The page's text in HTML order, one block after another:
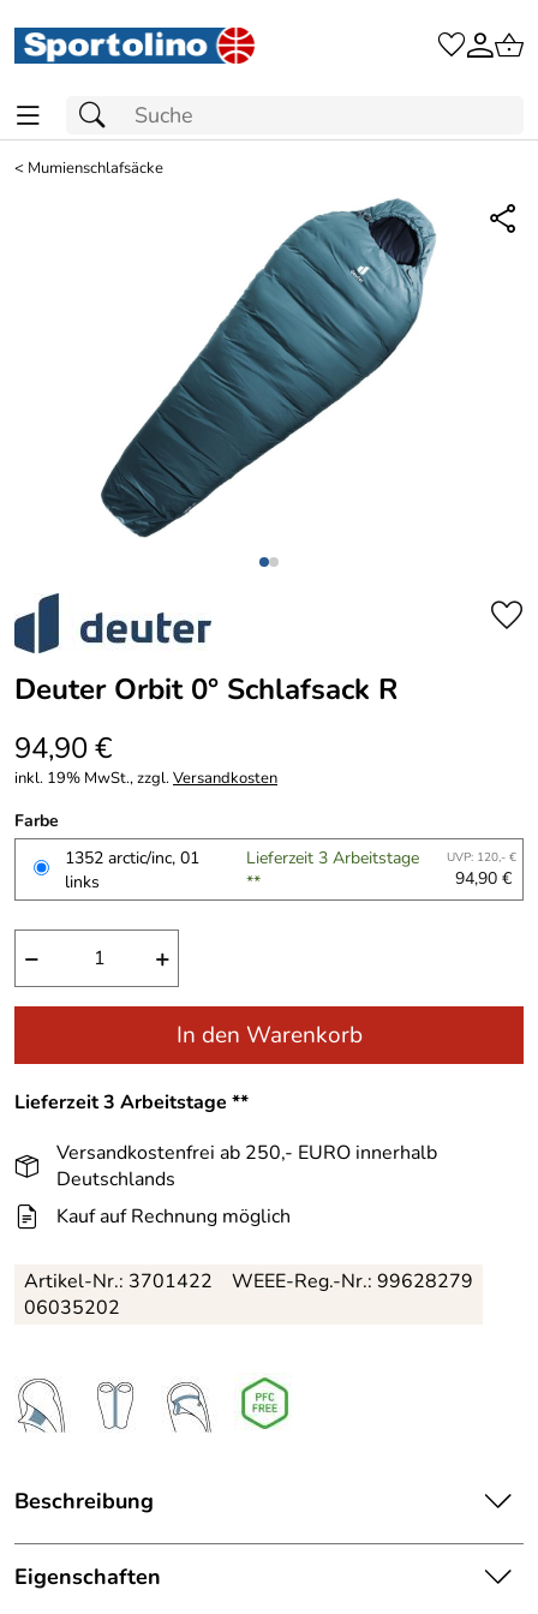
< Mumienschlafsäcke
Deuter Orbit 0° Schlafsack R
94,90 €
inkl. 19% MwSt., zzgl.Versandkosten
Farbe
1352 arctic/inc, 01
links
Lieferzeit 3 Arbeitstage
**
UVP: 120,- €
94,90 €
− +
In den Warenkorb
Lieferzeit 3 Arbeitstage **
Versandkostenfrei ab 250,- EURO innerhalb
Deutschlands
Kauf auf Rechnung möglich
Artikel-Nr.: 3701422
06035202
WEEE-Reg.-Nr.: 99628279
Beschreibung
Der Deuter Orbit 0° R Schlafsack ist ein unkomplizierter
und strapazierfähiger Synthetik-Allrounder. In einer 1
Eigenschaften